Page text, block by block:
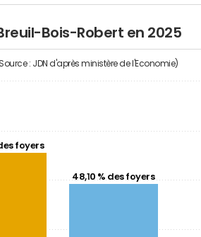
Bois-Robert en 2025
: JDN d'après ministère de l'Economie)
foyers
48,10 % des foyers